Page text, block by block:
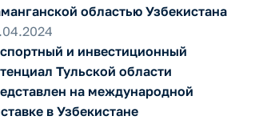
областью Узбекистана
и инвестиционный
Тульской области
на международной
в Узбекистане